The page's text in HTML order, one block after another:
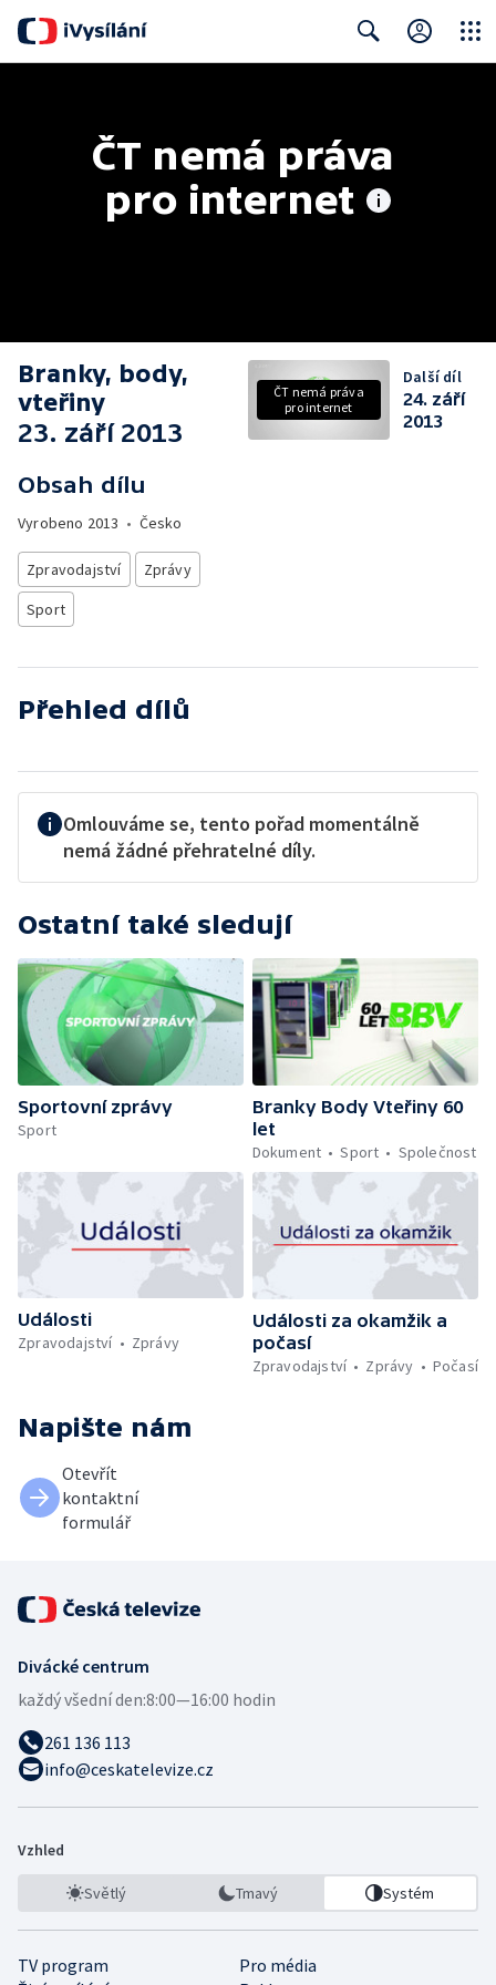
ČT nemá práva
pro internet
Branky, body,
vteřiny
23. září 2013
Obsah dílu
Vyrobeno 2013 • Česko
Zpravodajství
Zprávy
Sport
ČT nemá práva
pro internet
Další díl
24. září
2013
Přehled dílů
Omlouváme se, tento pořad momentálně
nemá žádné přehratelné díly.
Ostatní také sledují
Sportovní zprávy
Sport
Branky Body Vteřiny 60
let
Dokument
Sport Společnost
Události
Zpravodajství
Zprávy
Události za okamžik a
počasí
Zpravodajství
Zprávy Počasí
Napište nám
Otevřít
kontaktní
formulář
Divácké centrum
každý všední den:8:00—16:00 hodin
261 136 113
info@ceskatelevize.cz
Vzhled
Světlý Tmavý Systém
TV program
Pro média